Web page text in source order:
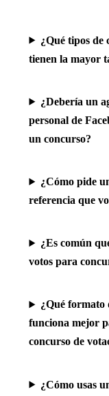
¿Qué tipos
tienen la mayor
¿Debería un
personal de
un concurso?
¿Cómo pide
referencia que
¿Es común
votos para
¿Qué formato
funciona mejor
concurso de
¿Cómo usas